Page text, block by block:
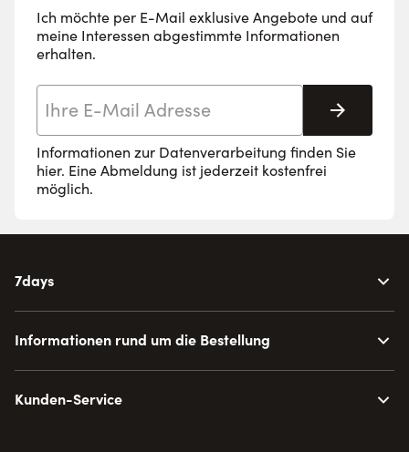
Ich möchte per E-Mail exklusive Angebote und auf
meine Interessen abgestimmte Informationen
erhalten.
Informationen zur Datenverarbeitung finden Sie
hier. Eine Abmeldung ist jederzeit kostenfrei
möglich.
7days
Informationen rund um die Bestellung
Kunden-Service